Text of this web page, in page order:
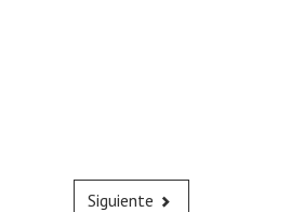
Siguiente